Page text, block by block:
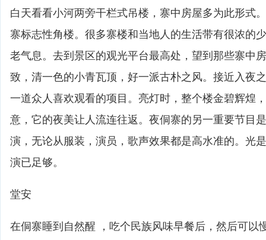
白天看看小河两旁干栏式吊楼，寨中房屋多为此形式
寨标志性角楼。很多寨楼和当地人的生活带有很浓的
老气息。去到景区的观光平台最高处，望到那些寨中
致，清一色的小青瓦顶，好一派古朴之风。接近入夜
一道众人喜欢观看的项目。亮灯时，整个楼金碧辉煌
意，它的夜美让人流连往返。夜侗寨的另一重要节目
演，无论从服装，演员，歌声效果都是高水准的。光
演已足够。
堂安
在侗寨睡到自然醒 ，吃个民族风味早餐后，然后可以